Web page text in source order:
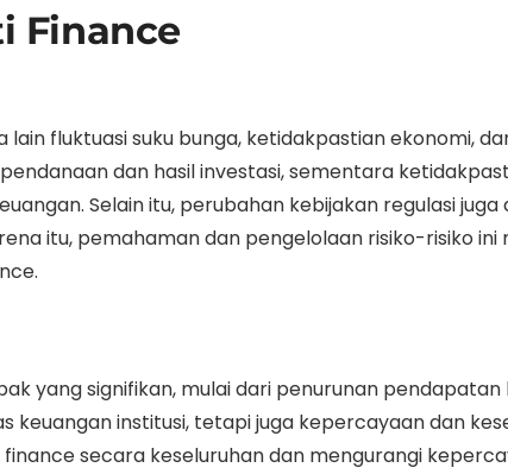
Finance
fluktuasi suku bunga, ketidakpastian ekonomi,
dan hasil investasi, sementara
Selain itu, perubahan kebijakan regulasi
itu, pemahaman dan pengelolaan risiko-risiko ini
yang signifikan, mulai dari penurunan pendapatan
keuangan institusi, tetapi juga kepercayaan dan
secara keseluruhan dan mengurangi